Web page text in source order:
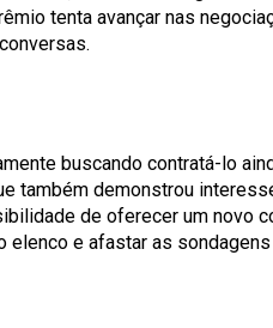
tenta avançar nas
buscando contratá-lo
também demonstrou
de oferecer um novo
elenco e afastar as